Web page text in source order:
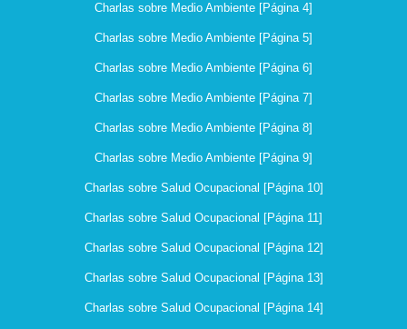
Charlas sobre Medio Ambiente [Página 4]
Charlas sobre Medio Ambiente [Página 5]
Charlas sobre Medio Ambiente [Página 6]
Charlas sobre Medio Ambiente [Página 7]
Charlas sobre Medio Ambiente [Página 8]
Charlas sobre Medio Ambiente [Página 9]
Charlas sobre Salud Ocupacional [Página 10]
Charlas sobre Salud Ocupacional [Página 11]
Charlas sobre Salud Ocupacional [Página 12]
Charlas sobre Salud Ocupacional [Página 13]
Charlas sobre Salud Ocupacional [Página 14]